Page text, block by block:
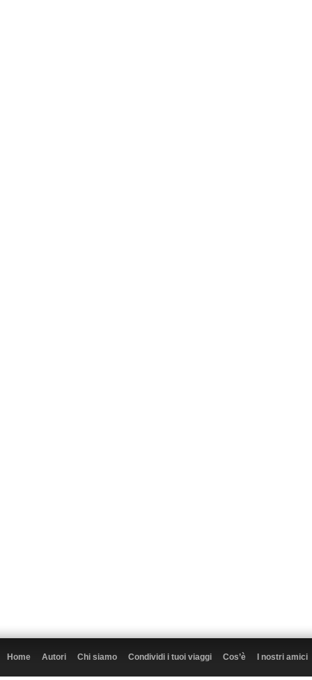
Home Autori Chi siamo Condividi i tuoi viaggi Cos’è I nostri amici